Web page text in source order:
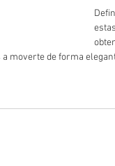
moverte de forma